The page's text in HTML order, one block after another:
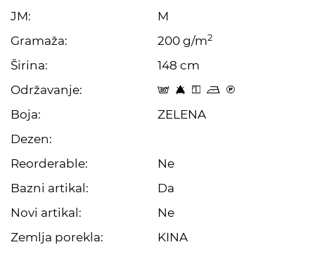
JM:
M
Gramaža:
200 g/m2
Širina:
148 cm
Održavanje:
s 8 y o C
Boja:
ZELENA
Dezen:
Reorderable:
Ne
Bazni artikal:
Da
Novi artikal:
Ne
Zemlja porekla:
KINA